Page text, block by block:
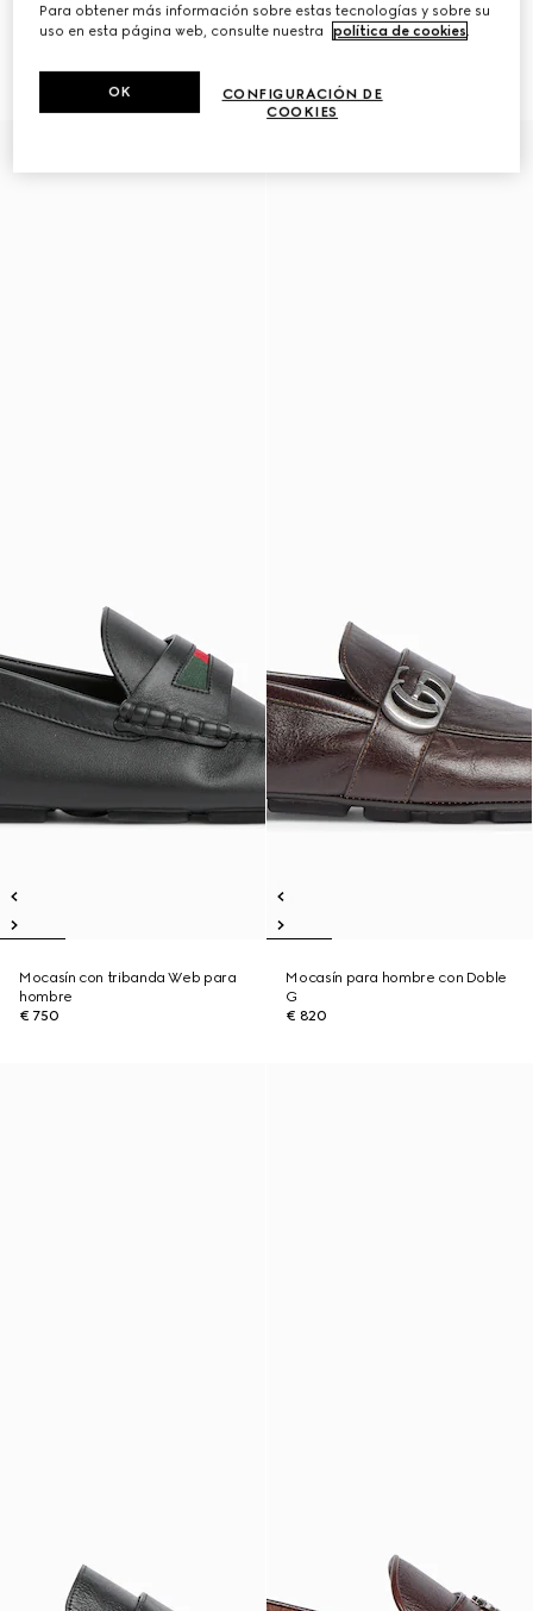
Mocasín con Horsebit para
€ 780
Mocasín con tribanda Web para
Mocasín con tribanda Web para
hombre
€ 750
Mocasín para hombre con Doble
G
€ 820
Para obtener más información sobre estas tecnologías y sobre su
uso en esta página web, consulte nuestra
política de cookies
CONFIGURACIÓN DE
COOKIES
OK